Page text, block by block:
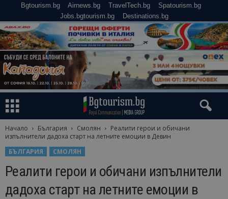
Bgtourism.bg Airnews.bg TravelTech.bg
Spatourism.bg
Jobs.bgtourism.bg
Destinations.bg
Начало България Смолян
Реалити герои и обичани
изпълнители дадоха старт на летните емоции в Девин
БЪЛГАРИЯ
СМОЛЯН
Реалити герои и обичани изпълнители
дадоха старт на летните емоции в